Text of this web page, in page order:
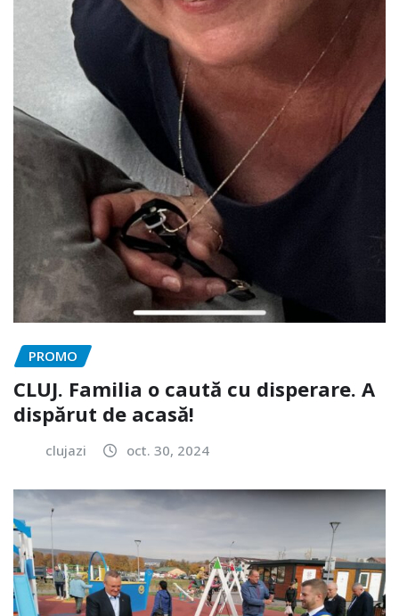
PROMO
CLUJ. Familia o caută cu disperare. A
dispărut de acasă!
clujazi oct. 30, 2024